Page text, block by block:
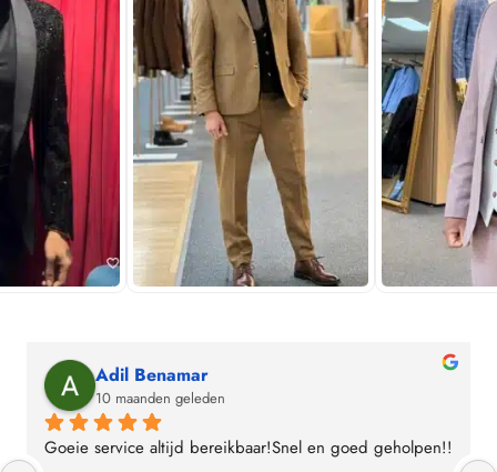
Arez Hoessein
10 maanden geleden
Heel vriendelijk geholpen en pak naar mijn smaak en